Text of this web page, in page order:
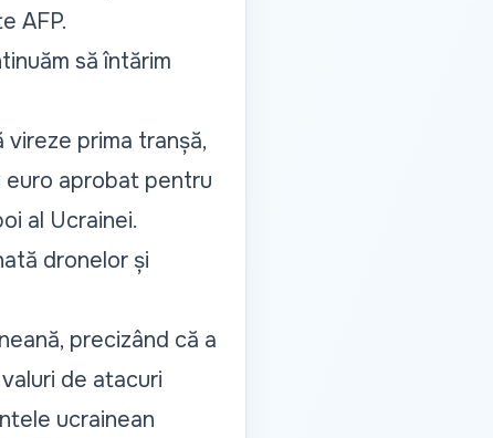
AFP.
să întărim
prima tranșă,
euro aprobat pentru
al Ucrainei.
dronelor și
precizând că a
de atacuri
ucrainean